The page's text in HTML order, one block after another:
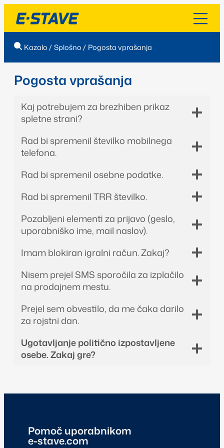
Kazalo/Splošno / Pogosta vprašanja
Pogosta vprašanja
Kaj potrebujem za brezhiben prikaz
spletne strani?
Rad bi spremenil številko mobilnega
telefona.
Rad bi spremenil osebne podatke.
Rad bi spremenil TRR številko.
Pozabljeni elementi za prijavo (geslo,
uporabniško ime, mail naslov).
Imam blokiran igralni račun. Zakaj?
Nisem prejel SMS sporočila za izplačilo
na prodajnem mestu.
Prejel sem obvestilo, da me čaka darilo
za rojstni dan.
Ugotavljanje politično izpostavljene
osebe. Zakaj gre?
Pomoč uporabnikom
e-stave.com